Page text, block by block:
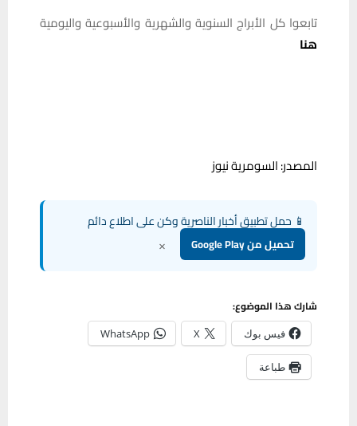
تابعوا كل الأبراج السنوية والشهرية والأسبوعية واليومية
هنا
المصدر: السومرية نيوز
📱 حمل تطبيق أخبار الناصرية وكن على اطلاع دائم
تحميل من Google Play ×
شارك هذا الموضوع:
فيس بوك X
WhatsApp
طباعة